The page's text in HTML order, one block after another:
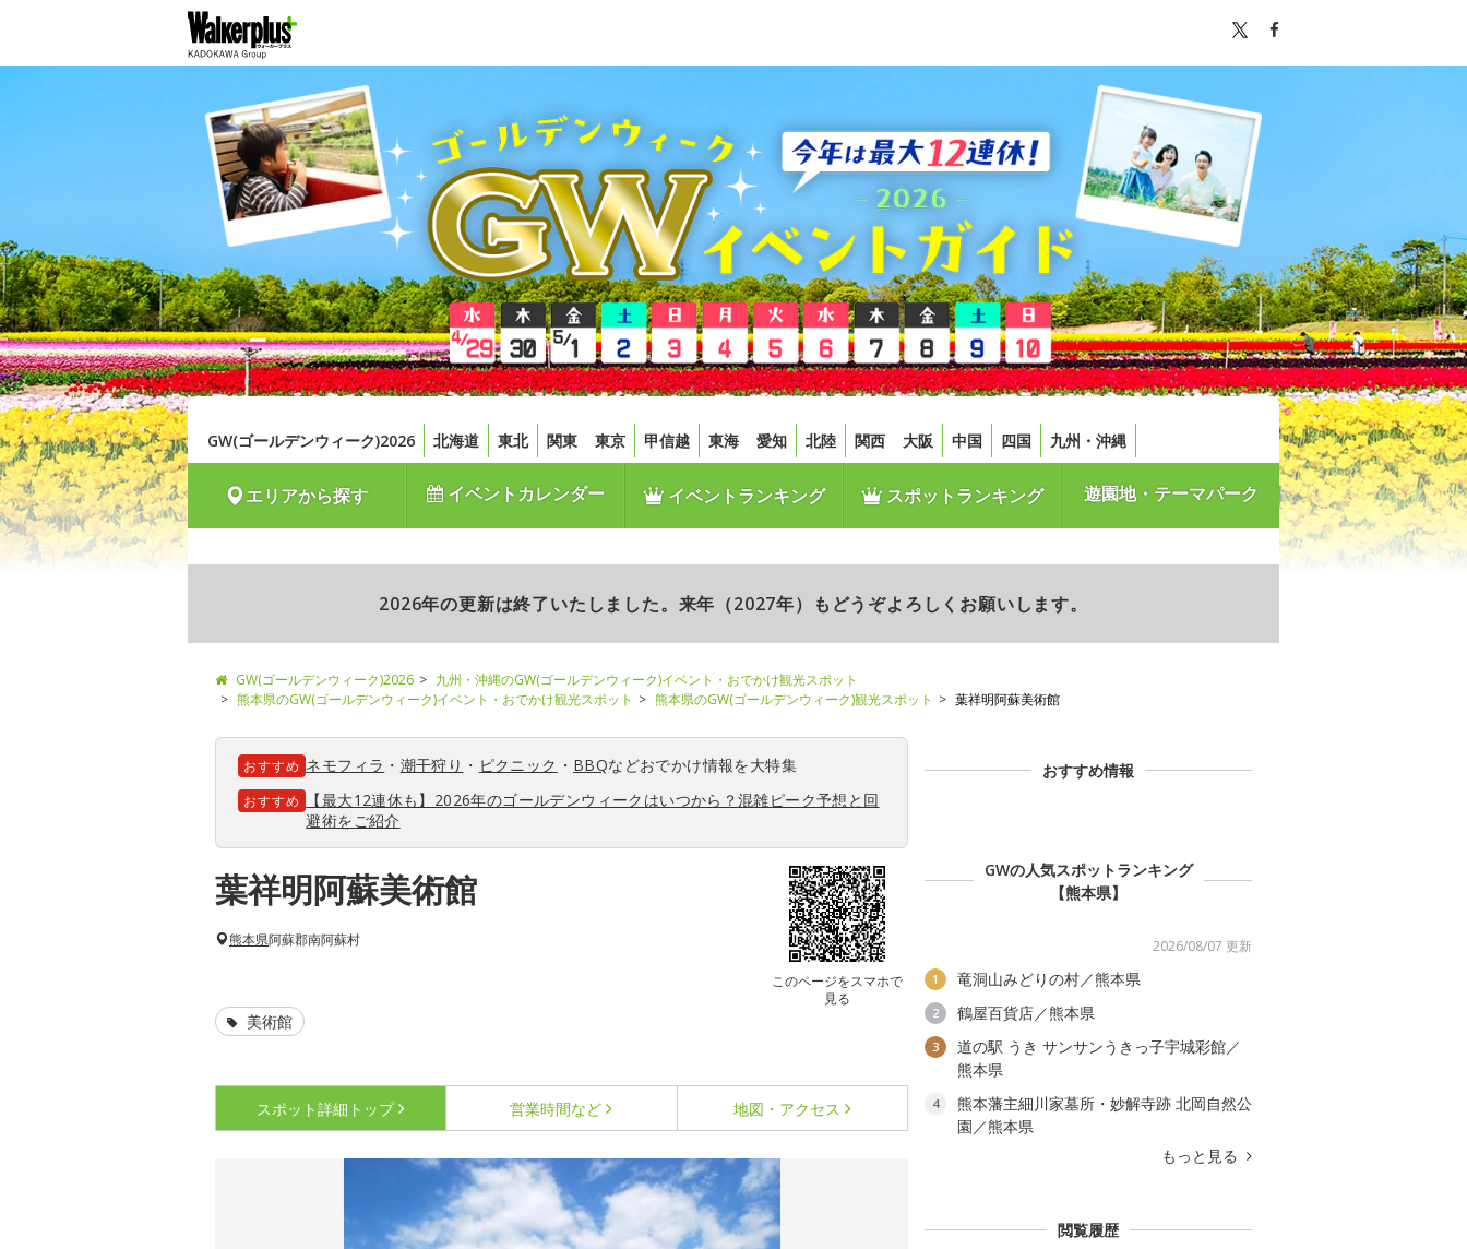
GW(ゴールデンウィーク)2026 北海道 東北 関東 東京 甲信越 東海 愛知 北陸 関西 大阪 中国 四国 九州・沖縄
エリアから探す イベントカレンダー イベントランキング スポットランキング 遊園地・テーマパーク
2026年の更新は終了いたしました。来年（2027年）もどうぞよろしくお願いします。
GW(ゴールデンウィーク)2026
九州・沖縄のGW(ゴールデンウィーク)イベント・おでかけ観光スポット
熊本県のGW(ゴールデンウィーク)イベント・おでかけ観光スポット
熊本県のGW(ゴールデンウィーク)観光スポット 葉祥明阿蘇美術館
おすすめ ネモフィラ ・ 潮干狩り ・ ピクニック ・ BBQなどおでかけ情報を大特集
おすすめ
【最大12連休も】2026年のゴールデンウィークはいつから？混雑ピーク予想と回
避術をご紹介
葉祥明阿蘇美術館
このページをスマホで
見る
熊本県阿蘇郡南阿蘇村
美術館
スポット詳細 トップ 営業時間など 地図・アクセス
おすすめ情報
GWの人気スポットランキング
【熊本県】
2026/08/07 更新
1 竜洞山みどりの村／熊本県
2 鶴屋百貨店／熊本県
3
道の駅 うき サンサンうきっ子宇城彩館／
熊本県
4
熊本藩主細川家墓所・妙解寺跡 北岡自然公
園／熊本県
もっと見る
閲覧履歴